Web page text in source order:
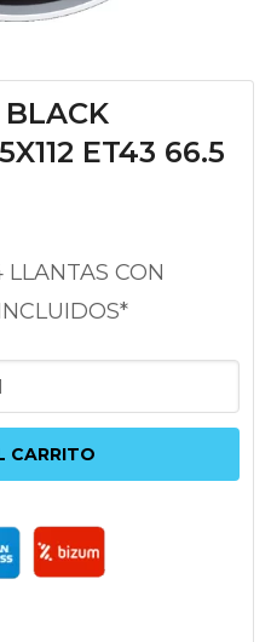
ET43 66.5
CON
CARRITO